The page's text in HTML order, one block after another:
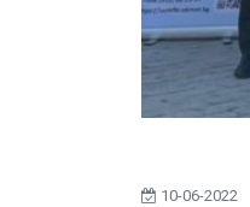
10-06-2022